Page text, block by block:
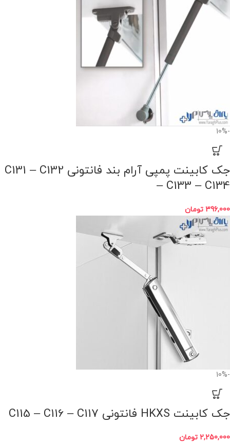
-10%
جک کابینت پمپی آرام بند فانتونی C131 – C132
– C133 – C134
396,000 تومان
-10%
جک کابینت HKXS فانتونی C115 – C116 – C117
2,250,000 تومان